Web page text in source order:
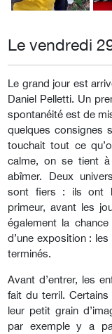
Le vendredi
Le grand jour est
Daniel Pelletti. Un
spontanéité est de
quelques consignes
touchait tout ce
calme, on se tient
abîmer. Deux
sont fiers : ils ont
primeur, avant les
également la
d’une exposition :
terminés.
Avant d’entrer, les
fait du terril.
leur petit grain
par exemple y a